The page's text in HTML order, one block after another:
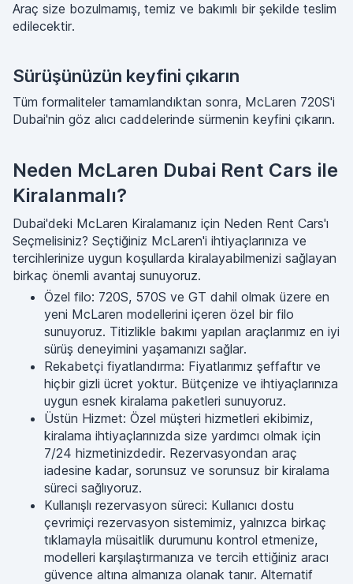
Araç size bozulmamış, temiz ve bakımlı bir şekilde teslim
edilecektir.
Sürüşünüzün keyfini çıkarın
Tüm formaliteler tamamlandıktan sonra, McLaren 720S'i
Dubai'nin göz alıcı caddelerinde sürmenin keyfini çıkarın.
Neden McLaren Dubai Rent Cars ile
Kiralanmalı?
Dubai'deki McLaren Kiralamanız için Neden Rent Cars'ı
Seçmelisiniz? Seçtiğiniz McLaren'i ihtiyaçlarınıza ve
tercihlerinize uygun koşullarda kiralayabilmenizi sağlayan
birkaç önemli avantaj sunuyoruz.
Özel filo: 720S, 570S ve GT dahil olmak üzere en
yeni McLaren modellerini içeren özel bir filo
sunuyoruz. Titizlikle bakımı yapılan araçlarımız en iyi
sürüş deneyimini yaşamanızı sağlar.
Rekabetçi fiyatlandırma: Fiyatlarımız şeffaftır ve
hiçbir gizli ücret yoktur. Bütçenize ve ihtiyaçlarınıza
uygun esnek kiralama paketleri sunuyoruz.
Üstün Hizmet: Özel müşteri hizmetleri ekibimiz,
kiralama ihtiyaçlarınızda size yardımcı olmak için
7/24 hizmetinizdedir. Rezervasyondan araç
iadesine kadar, sorunsuz ve sorunsuz bir kiralama
süreci sağlıyoruz.
Kullanışlı rezervasyon süreci: Kullanıcı dostu
çevrimiçi rezervasyon sistemimiz, yalnızca birkaç
tıklamayla müsaitlik durumunu kontrol etmenize,
modelleri karşılaştırmanıza ve tercih ettiğiniz aracı
güvence altına almanıza olanak tanır. Alternatif